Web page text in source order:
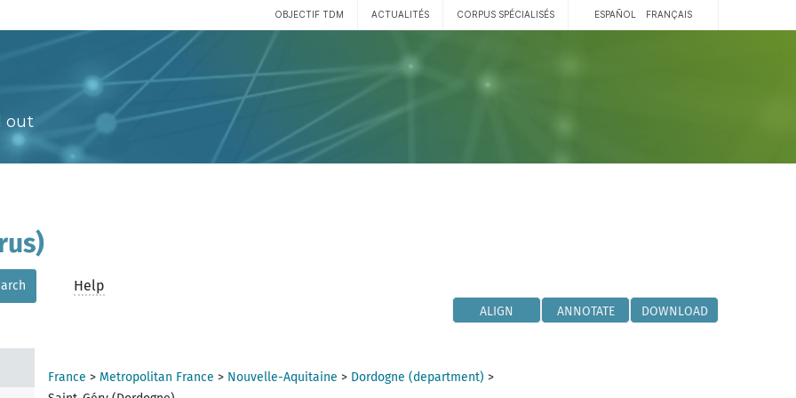
OBJECTIF TDM ACTUALITÉS CORPUS SPÉCIALISÉS ESPAÑOL FRANÇAIS
out
Help
ALIGN ANNOTATE DOWNLOAD
France > Metropolitan France > Nouvelle-Aquitaine > Dordogne (department) >